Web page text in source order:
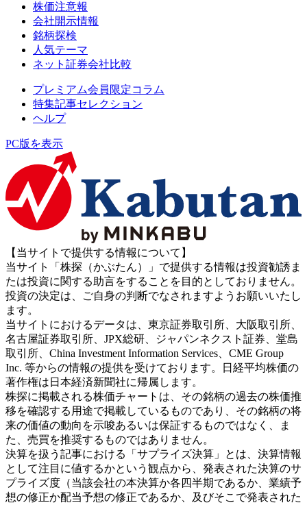
株価注意報
会社開示情報
銘柄探検
人気テーマ
ネット証券会社比較
プレミアム会員限定コラム
特集記事セレクション
ヘルプ
PC版を表示
【当サイトで提供する情報について】
当サイト「株探（かぶたん）」で提供する情報は投資勧誘ま
たは投資に関する助言をすることを目的としておりません。
投資の決定は、ご自身の判断でなされますようお願いいたし
ます。
当サイトにおけるデータは、東京証券取引所、大阪取引所、
名古屋証券取引所、JPX総研、ジャパンネクスト証券、堂島
取引所、China Investment Information Services、CME Group
Inc. 等からの情報の提供を受けております。日経平均株価の
著作権は日本経済新聞社に帰属します。
株探に掲載される株価チャートは、その銘柄の過去の株価推
移を確認する用途で掲載しているものであり、その銘柄の将
来の価値の動向を示唆あるいは保証するものではなく、ま
た、売買を推奨するものではありません。
決算を扱う記事における「サプライズ決算」とは、決算情報
として注目に値するかという観点から、発表された決算のサ
プライズ度（当該会社の本決算か各四半期であるか、業績予
想の修正か配当予想の修正であるか、及びそこで発表された